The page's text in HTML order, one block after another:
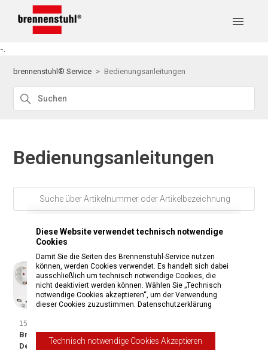
-.
brennenstuhl® Service Bedienungsanleitungen
Bedienungsanleitungen
1508210
Brennenstuhl Steckdosenadapter mit USB C Power
Delivery und USB-A (USB Steckdosenadapter zum
Diese Website verwendet technisch notwendige
Cookies
Damit Sie die Seiten des Brennenstuhl-Service nutzen
können, werden Cookies verwendet. Es handelt sich dabei
ausschließlich um technisch notwendige Cookies, die
nicht deaktiviert werden können. Wählen Sie „Technisch
notwendige Cookies akzeptieren“, um der Verwendung
dieser Cookies zuzustimmen. Datenschutzerklärung
Technisch notwendige Cookies Akzeptieren